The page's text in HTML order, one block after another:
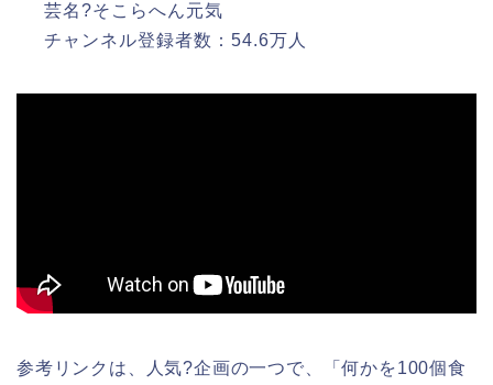
芸名?そこらへん元気
チャンネル登録者数：54.6万人
参考リンクは、人気?企画の一つで、「何かを100個食